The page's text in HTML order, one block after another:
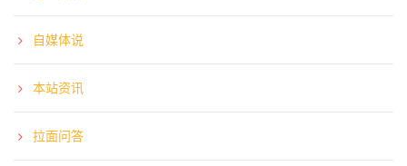
自媒体说
本站资讯
拉面问答